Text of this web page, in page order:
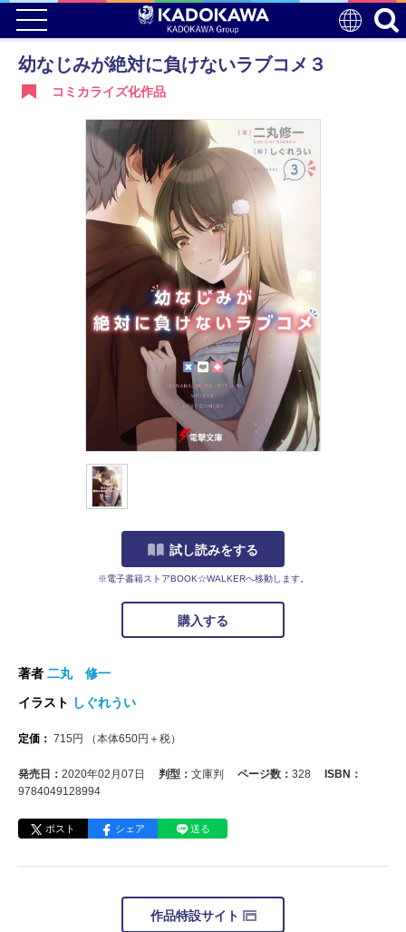
幼なじみが絶対に負けないラブコメ３
コミカライズ化作品
試し読みをする
※電子書籍ストアBOOK☆WALKERへ移動します。
購入する
著者 二丸 修一
イラスト しぐれうい
定価： 715 円 （本体650円＋税）
発売日： 2020年02月07日 判型： 文庫判 ページ数： 328
ISBN：
9784049128994
ポスト シェア 送る
作品特設サイト